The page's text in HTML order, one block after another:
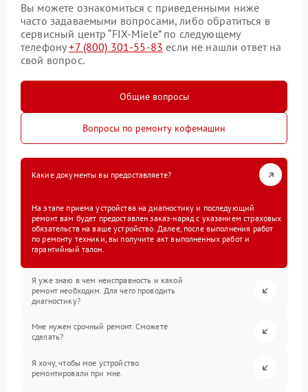
Вы можете ознакомиться с приведенными ниже
часто задаваемыми вопросами, либо обратиться в
сервисный центр “FIX-Miele” по следующему
телефону+7 (800) 301-55-83 если не нашли ответ на
свой вопрос.
Общие вопросы
Вопросы по ремонту кофемашин
Какие документы вы предоставляете?
На этапе приема устройства на диагностику и последующий
ремонт вам будет предоставлен заказ-наряд с указанием страховых
обязательств на ваше устройство. Далее, после выполнения работ
по ремонту техники, вы получите акт выполненных работ и
гарантийный талон.
Я уже знаю в чем неисправность и какой
ремонт необходим. Для чего проводить
диагностику?
Мне нужен срочный ремонт. Сможете
сделать?
Я хочу, чтобы мое устройство
ремонтировали при мне.